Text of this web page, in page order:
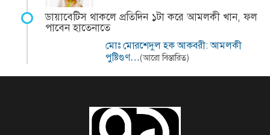
ডায়াবেটিস থাকলে প্রতিদিন ১টা করে আমলকী খান, ফল
পাবেন হাতেনাতে
মোঃ মোরশেদুল হক আকবরী: আমলকী
পুষ্টিগুণ…(আরো বিস্তারিত)